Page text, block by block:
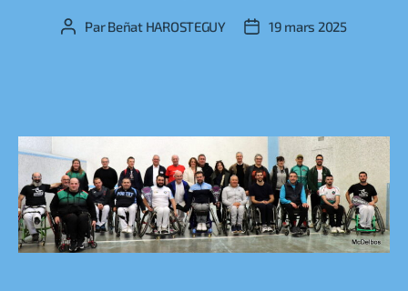
Auteur
ParBeñat HAROSTEGUY
Date19 mars 2025